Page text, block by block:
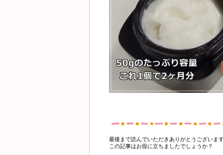
最後まで読んでいただきありがとうございま
この記事はお役に立ちましたでしょうか？